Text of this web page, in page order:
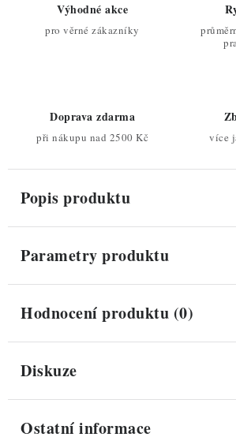
Výhodné akce
pro věrné zákazníky
Doprava zdarma
při nákupu nad 2500 Kč více
Popis produktu
Parametry produktu
Hodnocení produktu (0)
Diskuze
Ostatní informace